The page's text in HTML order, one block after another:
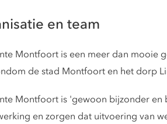
en team
Montfoort is een meer dan mooie
de stad Montfoort en het dorp
Montfoort is 'gewoon bijzonder
en zorgen dat uitvoering van